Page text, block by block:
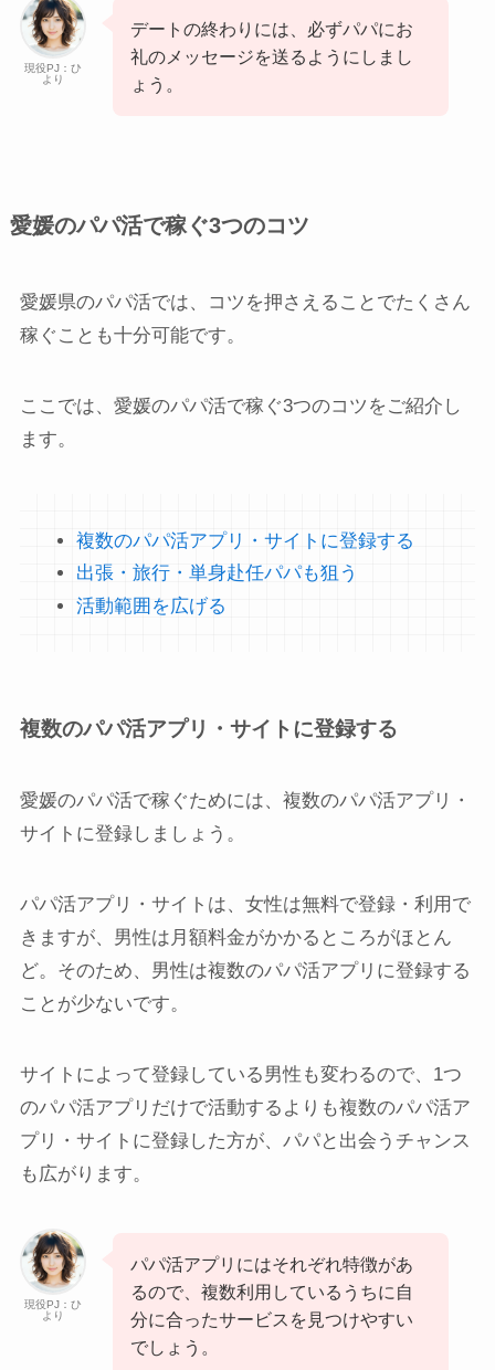
現役PJ：ひ
より
デートの終わりには、必ずパパにお
礼のメッセージを送るようにしまし
ょう。
愛媛のパパ活で稼ぐ3つのコツ
愛媛県のパパ活では、コツを押さえることでたくさん
稼ぐことも十分可能です。
ここでは、愛媛のパパ活で稼ぐ3つのコツをご紹介し
ます。
複数のパパ活アプリ・サイトに登録する
出張・旅行・単身赴任パパも狙う
活動範囲を広げる
複数のパパ活アプリ・サイトに登録する
愛媛のパパ活で稼ぐためには、複数のパパ活アプリ・
サイトに登録しましょう。
パパ活アプリ・サイトは、女性は無料で登録・利用で
きますが、男性は月額料金がかかるところがほとん
ど。そのため、男性は複数のパパ活アプリに登録する
ことが少ないです。
サイトによって登録している男性も変わるので、1つ
のパパ活アプリだけで活動するよりも複数のパパ活ア
プリ・サイトに登録した方が、パパと出会うチャンス
も広がります。
現役PJ：ひ
より
パパ活アプリにはそれぞれ特徴があ
るので、複数利用しているうちに自
分に合ったサービスを見つけやすい
でしょう。